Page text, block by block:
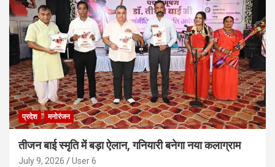
प्रदेश मनोरंजन
तीजन बाई स्मृति में बड़ा ऐलान, गनियारी बनेगा नया कलाग्राम
July 9, 2026 User 6